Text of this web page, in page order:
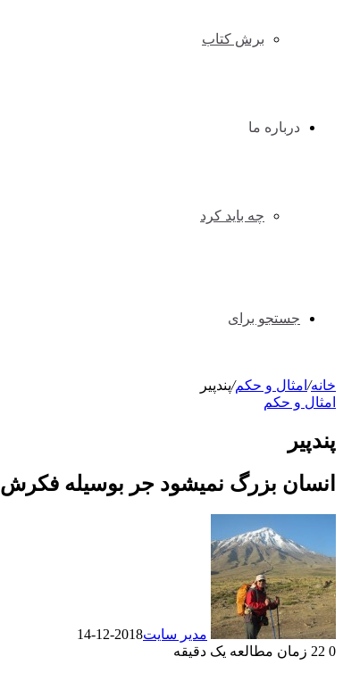
برش کتاب
درباره ما
چه باید کرد
جستجو برای
خانه/ امثال و حکم/پندپیر
امثال و حکم
پندپیر
انسان بزرگ نمیشود جر بوسیله فکرش
مدیر سایت2018-12-14
0
زمان مطالعه یک دقیقه